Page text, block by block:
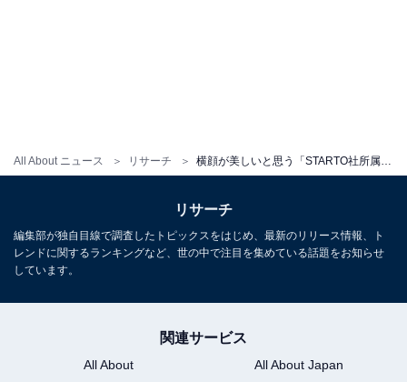
All About ニュース リサーチ 横顔が美しいと思う「STARTO社所属タレント」ランキング！ 2位「木村拓哉」を10票差で抑えた1位は？
リサーチ
編集部が独自目線で調査したトピックスをはじめ、最新のリリース情報、ト
レンドに関するランキングなど、世の中で注目を集めている話題をお知らせ
しています。
関連サービス
All About
All About Japan